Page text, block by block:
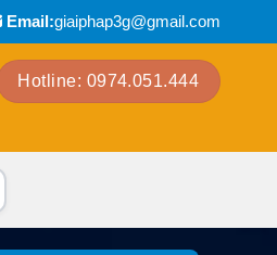
Email:giaiphap3g@gmail.com
Hotline: 0974.051.444